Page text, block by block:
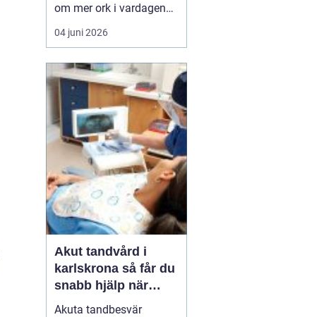
om mer ork i vardagen
möts i ett växande
intresse för fototerapi
Sverige söker många
efter skonsamma
metoder som kan stödja
återhämtning, energi och
allmänt välbefinnande
utan ingrepp eller...
04 juni 2026
Akut tandvård i
karlskrona så får du
snabb hjälp när
tanden krisar
Akuta tandbesvär